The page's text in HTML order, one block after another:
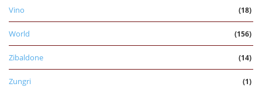
Vino (18)
World (156)
Zibaldone (14)
Zungri (1)